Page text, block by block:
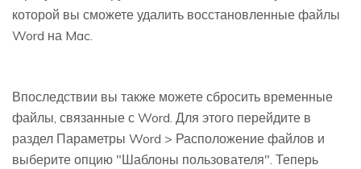
которой вы сможете удалить восстановленные файлы
Word на Mac.
Впоследствии вы также можете сбросить временные
файлы, связанные с Word. Для этого перейдите в
раздел Параметры Word > Расположение файлов и
выберите опцию "Шаблоны пользователя". Теперь